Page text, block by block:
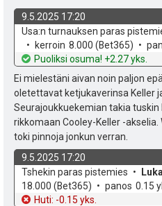
i
e
s
t
i
9.5.2025 17:20
k
h
Usa:n turnauksen paras
kerroin 8.000 (Bet365)
Puoliksi osuma! +2.27 yks.
Ei mielestäni aivan noin paljon
oletettavat ketjukaverinsa Keller
Seurajoukkuekemian takia
rikkomaan Cooley-Keller -
toki pinnoja jonkun verran.
9.5.2025 17:20
k
o
h
Tshekin paras pistemies
v
e
18.000 (Bet365) panos 0.15
Huti: -0.15 yks.